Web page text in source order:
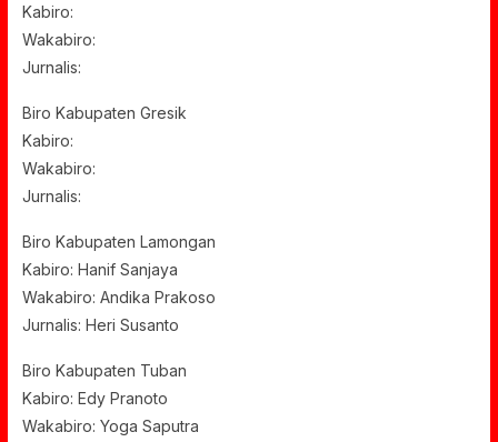
Kabiro:
Wakabiro:
Jurnalis:
Biro Kabupaten Gresik
Kabiro:
Wakabiro:
Jurnalis:
Biro Kabupaten Lamongan
Kabiro: Hanif Sanjaya
Wakabiro: Andika Prakoso
Jurnalis: Heri Susanto
Biro Kabupaten Tuban
Kabiro: Edy Pranoto
Wakabiro: Yoga Saputra